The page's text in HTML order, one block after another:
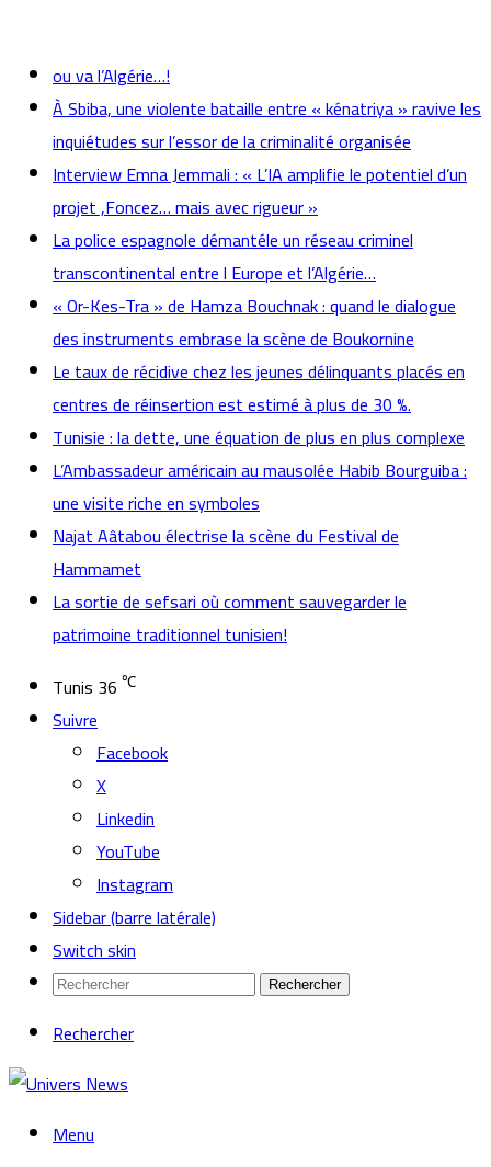
ou va l’Algérie…!
À Sbiba, une violente bataille entre « kénatriya » ravive les
inquiétudes sur l’essor de la criminalité organisée
Interview Emna Jemmali : « L’IA amplifie le potentiel d’un
projet ,Foncez… mais avec rigueur »
La police espagnole démantéle un réseau criminel
transcontinental entre l Europe et l’Algérie…
« Or-Kes-Tra » de Hamza Bouchnak : quand le dialogue
des instruments embrase la scène de Boukornine
Le taux de récidive chez les jeunes délinquants placés en
centres de réinsertion est estimé à plus de 30 %.
Tunisie : la dette, une équation de plus en plus complexe
L’Ambassadeur américain au mausolée Habib Bourguiba :
une visite riche en symboles
Najat Aâtabou électrise la scène du Festival de
Hammamet
La sortie de sefsari où comment sauvegarder le
patrimoine traditionnel tunisien!
Tunis 36 ℃
Suivre
Facebook
X
Linkedin
YouTube
Instagram
Sidebar (barre latérale)
Switch skin
Rechercher
Rechercher
Menu